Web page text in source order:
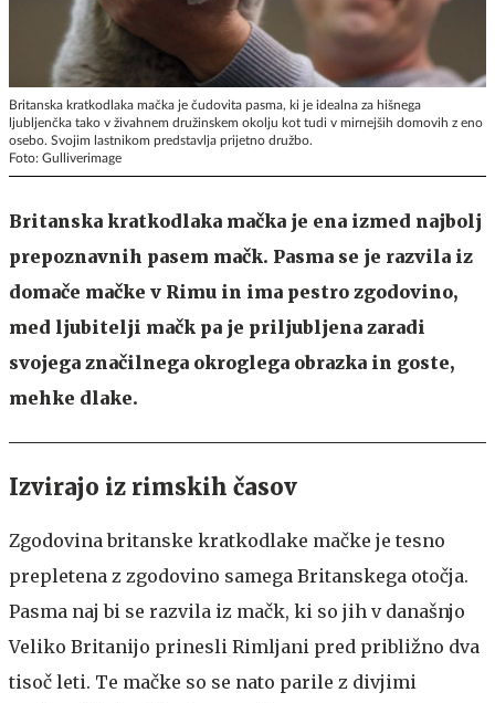
Britanska kratkodlaka mačka je čudovita pasma, ki je idealna za hišnega
ljubljenčka tako v živahnem družinskem okolju kot tudi v mirnejših domovih z eno
osebo. Svojim lastnikom predstavlja prijetno družbo.
Foto: Gulliverimage
Britanska kratkodlaka mačka je ena izmed najbolj
prepoznavnih pasem mačk. Pasma se je razvila iz
domače mačke v Rimu in ima pestro zgodovino,
med ljubitelji mačk pa je priljubljena zaradi
svojega značilnega okroglega obrazka in goste,
mehke dlake.
Izvirajo iz rimskih časov
Zgodovina britanske kratkodlake mačke je tesno
prepletena z zgodovino samega Britanskega otočja.
Pasma naj bi se razvila iz mačk, ki so jih v današnjo
Veliko Britanijo prinesli Rimljani pred približno dva
tisoč leti. Te mačke so se nato parile z divjimi